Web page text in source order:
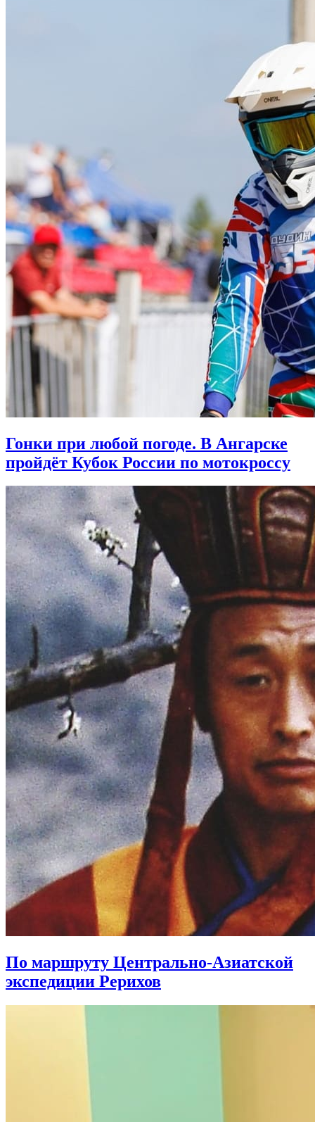
Гонки при любой погоде. В Ангарске
пройдёт Кубок России по мотокроссу
По маршруту Центрально-Азиатской
экспедиции Рерихов